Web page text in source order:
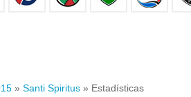
» Santi Spiritus » Estadísticas